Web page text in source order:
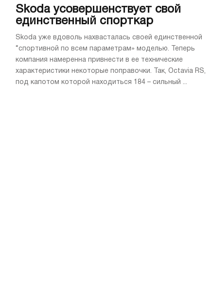
Skoda усовершенствует свой
единственный спорткар
Skoda уже вдоволь нахвасталась своей единственной
“спортивной по всем параметрам» моделью. Теперь
компания намеренна привнести в ее технические
характеристики некоторые поправочки. Так, Octavia RS,
под капотом которой находиться 184 – сильный ...